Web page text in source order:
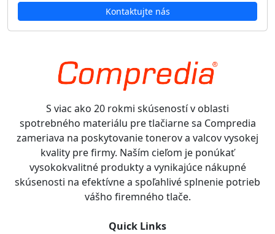
Kontaktujte nás
S viac ako 20 rokmi skúseností v oblasti
spotrebného materiálu pre tlačiarne sa Compredia
zameriava na poskytovanie tonerov a valcov vysokej
kvality pre firmy. Naším cieľom je ponúkať
vysokokvalitné produkty a vynikajúce nákupné
skúsenosti na efektívne a spoľahlivé splnenie potrieb
vášho firemného tlače.
Quick Links